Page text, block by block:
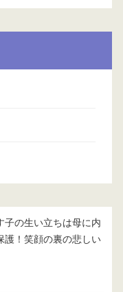
子の生い立ちは母に内
護！笑顔の裏の悲しい